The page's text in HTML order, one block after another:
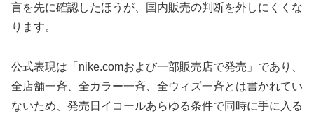
言を先に確認したほうが、国内販売の判断を外しにくくな
ります。
公式表現は「nike.comおよび一部販売店で発売」であり、
全店舗一斉、全カラー一斉、全ウィズ一斉とは書かれてい
ないため、発売日イコールあらゆる条件で同時に手に入る